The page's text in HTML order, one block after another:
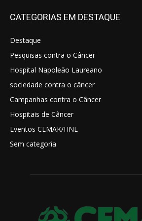
CATEGORIAS EM DESTAQUE
Destaque
Pesquisas contra o Câncer
Hospital Napoleão Laureano
sociedade contra o câncer
Campanhas contra o Câncer
Hospitais de Câncer
Eventos CEMAK/HNL
Sem categoria